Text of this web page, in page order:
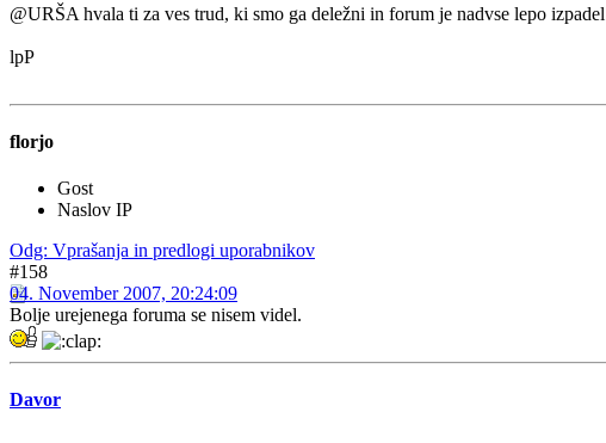
@URŠA hvala ti za ves trud, ki smo ga deležni in forum je nadvse lepo izpadel
lpP
florjo
Gost
Naslov IP
Odg: Vprašanja in predlogi uporabnikov
#158
04. November 2007, 20:24:09
Bolje urejenega foruma se nisem videl.
Davor